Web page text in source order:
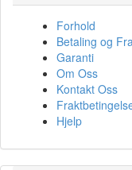
Forhold
Betaling og
Garanti
Om Oss
Kontakt Oss
Hjelp